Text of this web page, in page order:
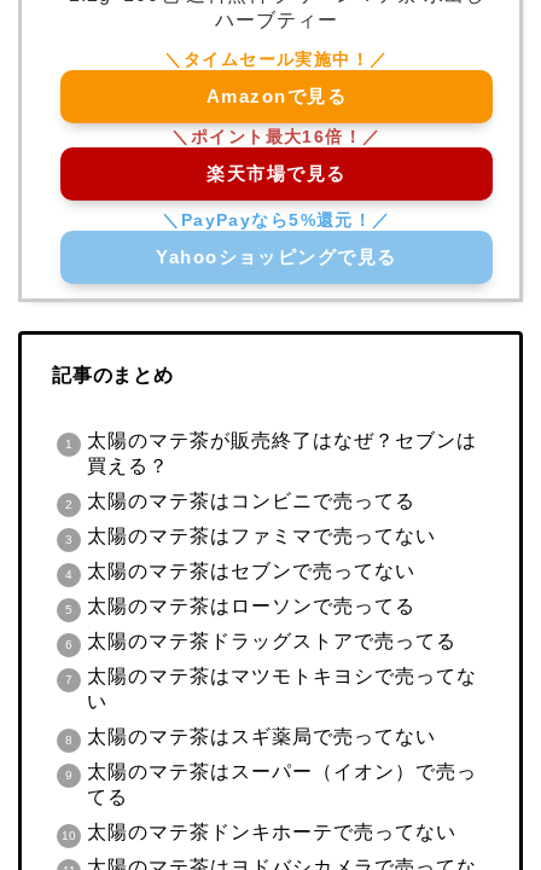
ハーブティー
Amazonで見る
楽天市場で見る
Yahooショッピングで見る
記事のまとめ
太陽のマテ茶が販売終了はなぜ？セブンは
買える？
太陽のマテ茶はコンビニで売ってる
太陽のマテ茶はファミマで売ってない
太陽のマテ茶はセブンで売ってない
太陽のマテ茶はローソンで売ってる
太陽のマテ茶ドラッグストアで売ってる
太陽のマテ茶はマツモトキヨシで売ってな
い
太陽のマテ茶はスギ薬局で売ってない
太陽のマテ茶はスーパー（イオン）で売っ
てる
太陽のマテ茶ドンキホーテで売ってない